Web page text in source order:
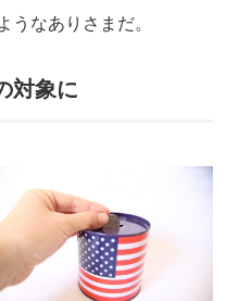
うなありさまだ。
対象に